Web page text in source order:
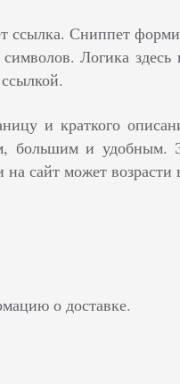
Сниппет
Логика здесь
и краткого
большим и удобным.
сайт может возрасти
о доставке.